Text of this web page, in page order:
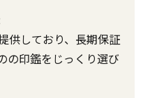
供しており、長期保証
の印鑑をじっくり選び